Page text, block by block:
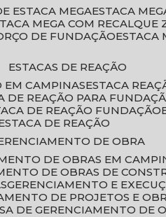
ESTACA MEGA ESTACA
MEGA COM RECALQUE
DE FUNDAÇÃO
ESTACAS DE REAÇÃO
EM CAMPINAS
ESTACA
DE REAÇÃO PARA
DE REAÇÃO FUNDAÇÃO
ESTACA DE REAÇÃO
DE OBRA
DE OBRAS EM
DE OBRAS DE
GERENCIAMENTO E
DE PROJETOS E
DE GERENCIAMENTO DE